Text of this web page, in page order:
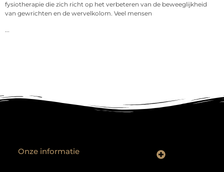
fysiotherapie die zich richt op het verbeteren van de beweeglijkheid
van gewrichten en de wervelkolom. Veel mensen
Onze informatie